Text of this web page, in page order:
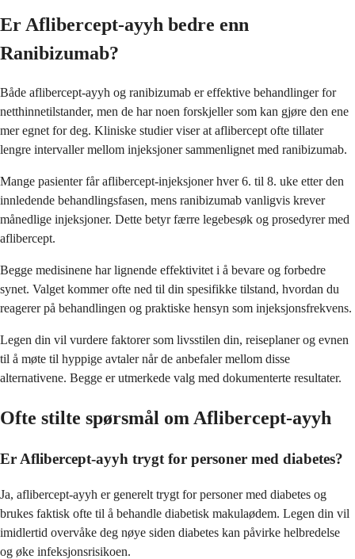
Er Aflibercept-ayyh bedre enn
Ranibizumab?
Både aflibercept-ayyh og ranibizumab er effektive behandlinger for
netthinnetilstander, men de har noen forskjeller som kan gjøre den ene
mer egnet for deg. Kliniske studier viser at aflibercept ofte tillater
lengre intervaller mellom injeksjoner sammenlignet med ranibizumab.
Mange pasienter får aflibercept-injeksjoner hver 6. til 8. uke etter den
innledende behandlingsfasen, mens ranibizumab vanligvis krever
månedlige injeksjoner. Dette betyr færre legebesøk og prosedyrer med
aflibercept.
Begge medisinene har lignende effektivitet i å bevare og forbedre
synet. Valget kommer ofte ned til din spesifikke tilstand, hvordan du
reagerer på behandlingen og praktiske hensyn som injeksjonsfrekvens.
Legen din vil vurdere faktorer som livsstilen din, reiseplaner og evnen
til å møte til hyppige avtaler når de anbefaler mellom disse
alternativene. Begge er utmerkede valg med dokumenterte resultater.
Ofte stilte spørsmål om Aflibercept-ayyh
Er Aflibercept-ayyh trygt for personer med diabetes?
Ja, aflibercept-ayyh er generelt trygt for personer med diabetes og
brukes faktisk ofte til å behandle diabetisk makulaødem. Legen din vil
imidlertid overvåke deg nøye siden diabetes kan påvirke helbredelse
og øke infeksjonsrisikoen.